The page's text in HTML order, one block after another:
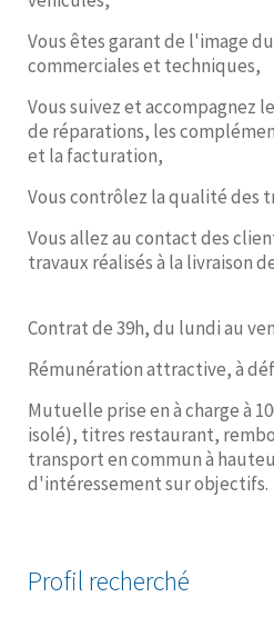
Vous êtes garant de l'image
commerciales et techniques,
Vous suivez et accompagnez
de réparations, les
et la facturation,
Vous contrôlez la qualité des
Vous allez au contact des
travaux réalisés à la livraison
Contrat de 39h, du lundi au
Rémunération attractive, à
Mutuelle prise en à charge à
isolé), titres restaurant,
transport en commun à
d'intéressement sur objectifs.
Profil recherché